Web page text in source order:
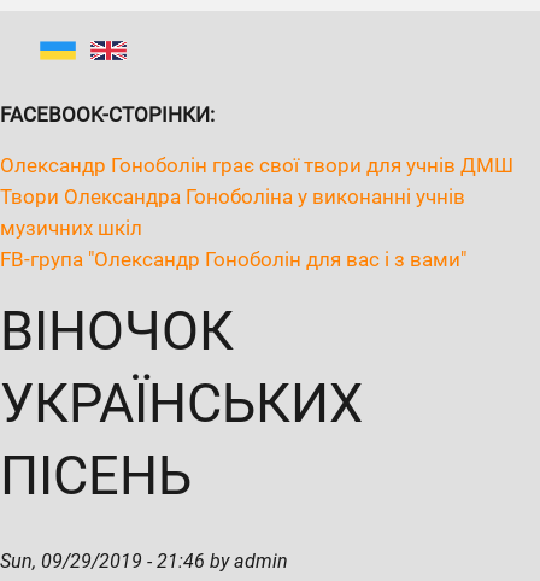
FACEBOOK-СТОРІНКИ:
Олександр Гоноболін грає свої твори для учнів ДМШ
Твори Олександра Гоноболіна у виконанні учнів
музичних шкіл
FB-група "Олександр Гоноболін для вас і з вами"
ВІНОЧОК
УКРАЇНСЬКИХ
ПІСЕНЬ
Sun, 09/29/2019 - 21:46 by admin